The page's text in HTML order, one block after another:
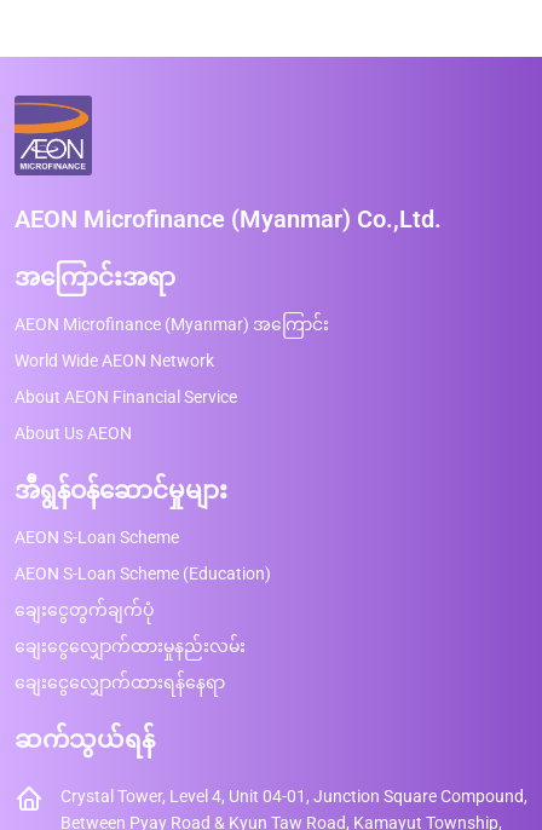
AEON Microfinance (Myanmar) Co.,Ltd.
အကြောင်းအရာ
AEON Microfinance (Myanmar) အကြောင်း
World Wide AEON Network
About AEON Financial Service
About Us AEON
အီရွန်ဝန်ဆောင်မှုများ
AEON S-Loan Scheme
AEON S-Loan Scheme (Education)
ချေးငွေတွက်ချက်ပုံ
ချေးငွေလျှောက်ထားမှုနည်းလမ်း
ချေးငွေလျှောက်ထားရန်နေရာ
ဆက်သွယ်ရန်
Crystal Tower, Level 4, Unit 04-01, Junction Square Compound,
Between Pyay Road & Kyun Taw Road, Kamayut Township,